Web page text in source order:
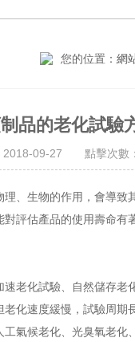
您的位置： 網
品的老化試驗
2018-09-27 點擊次數
理、生物的作用， 會導致
對評估產品的使用壽命有
化試驗、自然儲存老
化速度緩慢，試驗周期
候老化、光臭氧老化